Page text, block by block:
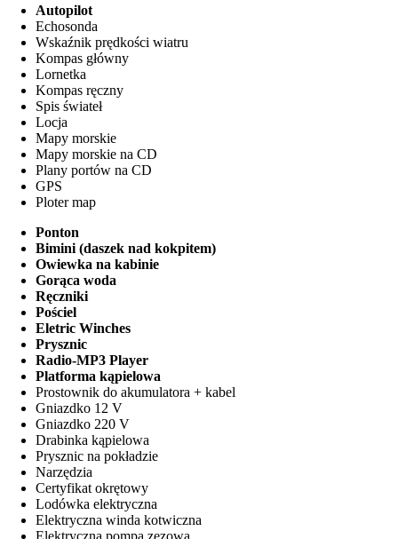
Autopilot
Echosonda
Wskaźnik prędkości wiatru
Kompas główny
Lornetka
Kompas ręczny
Spis świateł
Locja
Mapy morskie
Mapy morskie na CD
Plany portów na CD
GPS
Ploter map
Ponton
Bimini (daszek nad kokpitem)
Owiewka na kabinie
Gorąca woda
Ręczniki
Pościel
Eletric Winches
Prysznic
Radio-MP3 Player
Platforma kąpielowa
Prostownik do akumulatora + kabel
Gniazdko 12 V
Gniazdko 220 V
Drabinka kąpielowa
Prysznic na pokładzie
Narzędzia
Certyfikat okrętowy
Lodówka elektryczna
Elektryczna winda kotwiczna
Elektryczna pompa zęzowa